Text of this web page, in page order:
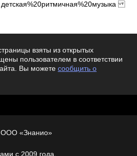
детская%20ритмичная%20музыка
взяты из открытых
пользователем в соответствии
Вы можете сообщить о
«Знанио»
с 2009 года.